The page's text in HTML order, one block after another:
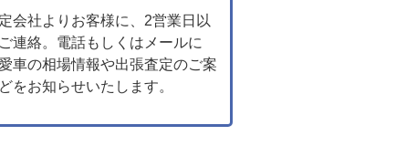
会社よりお客様に、2営業日以
連絡。電話もしくはメールに
車の相場情報や出張査定のご案
をお知らせいたします。